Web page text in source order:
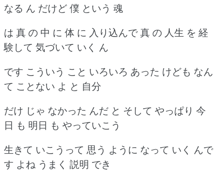
なる ん だけど 僕 という 魂
は 真 の 中 に 体 に 入り込んで 真 の 人生 を 経
験して 気づいて いく ん
です こういう こと いろいろ あった けども なん
て ことない よ と 自分
だけ じゃ なかった んだ と そして やっぱり 今
日 も 明日 も やっていこう
生きて いこうって 思う ように なって いく んで
す よね うまく 説明 でき